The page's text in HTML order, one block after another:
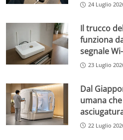
24 Luglio
Il trucco
funziona
segnale
23 Luglio
Dal
umana
22 Luglio